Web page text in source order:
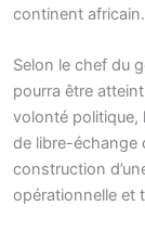
continent africain.
Selon le chef du
pourra être
volonté politique,
de libre-échange
construction
opérationnelle et